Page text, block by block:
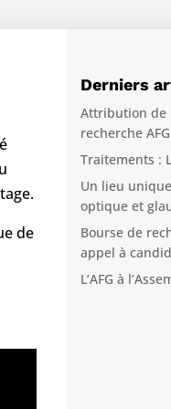
de
Derniers
Attribution de
recherche
Traitements :
Un lieu
optique et
Bourse de
appel à
L’AFG à